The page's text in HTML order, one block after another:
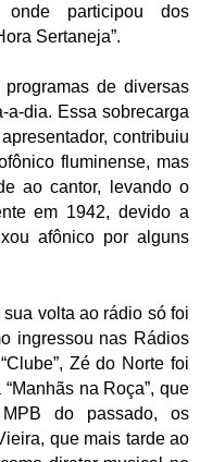
participou dos
Sertaneja”.
de diversas
a-dia. Essa sobrecarga
contribuiu
fluminense, mas
ao cantor, levando o
em 1942, devido a
afônicopor alguns
volta ao rádio só foi
ingressou nas Rádios
Zé do Norte foi
na Roça”, que
do passado, os
que mais tarde ao